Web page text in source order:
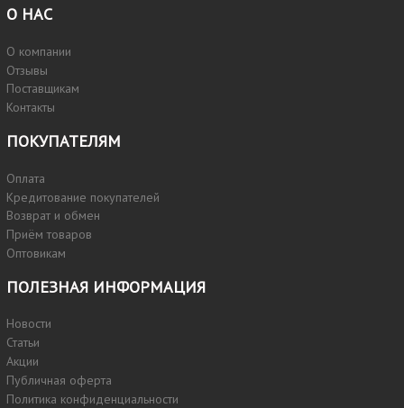
О НАС
О компании
Отзывы
Поставщикам
Контакты
ПОКУПАТЕЛЯМ
Оплата
Кредитование покупателей
Возврат и обмен
Приём товаров
Оптовикам
ПОЛЕЗНАЯ ИНФОРМАЦИЯ
Новости
Статьи
Акции
Публичная оферта
Политика конфиденциальности